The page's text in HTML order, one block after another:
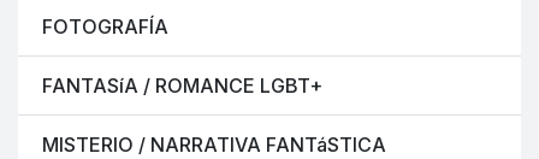
FOTOGRAFÍA
FANTASíA / ROMANCE LGBT+
MISTERIO / NARRATIVA FANTáSTICA